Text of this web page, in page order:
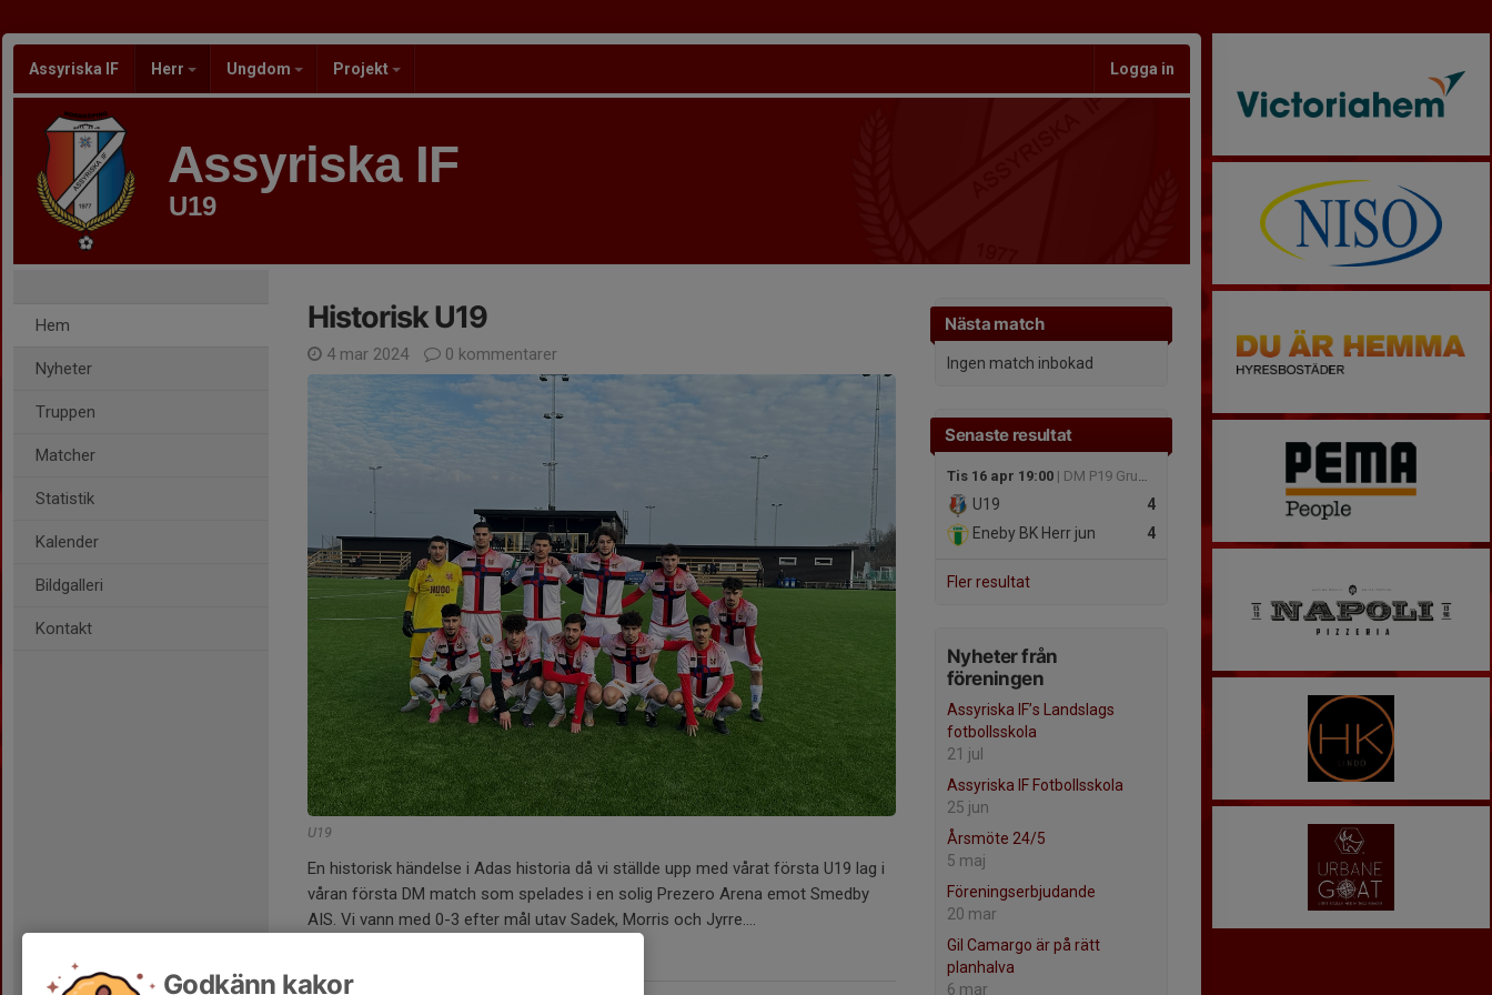
Assyriska IF Herr Ungdom Projekt Logga in
Assyriska IF
U19
Hem
Nyheter
Truppen
Matcher
Statistik
Kalender
Bildgalleri
Kontakt
Nästa match
Ingen match inbokad
Senaste resultat
Tis 16 apr 19:00 | DM P19 Grupp 1
4
U19
4
Eneby BK Herr jun
Fler resultat
Nyheter från
föreningen
Assyriska IF’s Landslags
fotbollsskola
21 jul
Assyriska IF Fotbollsskola
25 jun
Årsmöte 24/5
5 maj
Föreningserbjudande
20 mar
Gil Camargo är på rätt
planhalva
6 mar
Historisk U19
4 mar 2024 0 kommentarer
U19
En historisk händelse i Adas historia då vi ställde upp med vårat första U19 lag i
våran första DM match som spelades i en solig Prezero Arena emot Smedby
AIS. Vi vann med 0-3 efter mål utav Sadek, Morris och Jyrre....
Godkänn kakor